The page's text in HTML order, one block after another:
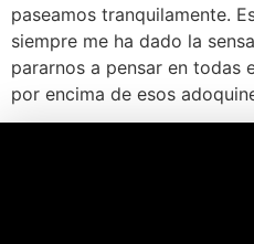
paseamos tranquilamente.
siempre me ha dado la
pararnos a pensar en todas
por encima de esos